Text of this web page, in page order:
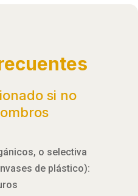
si no
o selectiva
de plástico):